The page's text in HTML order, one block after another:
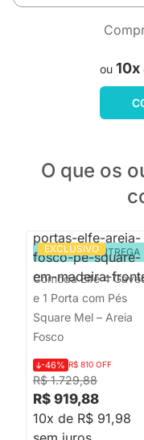
ou 10x
O que os
EXCLUSIVO
PRONTA ENTREGA
Cômoda Elfe 4
e 1 Porta com Pés
Square Mel – Areia
Fosco
R$ 1.729,88
-46% R$ 810 OFF
R$ 919,88
10x de R$ 91,98